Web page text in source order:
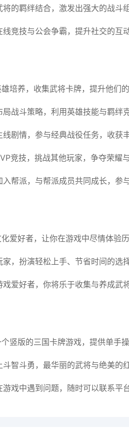
的羁绊结合，激发出强大的战斗
竞技与公会争霸，提升社交的互
培养，收集武将卡牌，提升他们
战斗策略，利用英雄技能与羁绊
剧情，参与经典战役任务，收获
竞技，挑战其他玩家，争夺荣耀与
帮派，与帮派成员共同成长，参
爱好者，让你在游戏中尽情体验
，扮演轻松上手、节省时间的选
爱好者，你将乐于收集与养成武
竖版的三国卡牌游戏，提供单手
斗智斗勇，最华丽的武将与绝美的
戏中遇到问题，随时可以联系平